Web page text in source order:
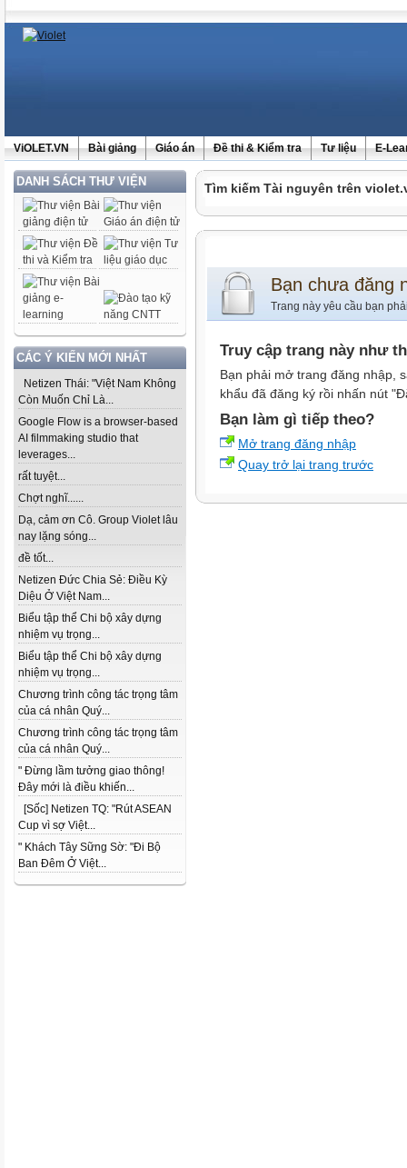
ViOLET.VN Bài giảng Giáo án Đề thi & Kiểm tra Tư liệu E-
DANH SÁCH THƯ VIỆN
CÁC Ý KIẾN MỚI NHẤT
Netizen Thái: "Việt Nam Không
Còn Muốn Chỉ Là...
Google Flow is a browser-based
AI filmmaking studio that
leverages...
rất tuyệt...
Chợt nghĩ......
Dạ, cảm ơn Cô. Group Violet lâu
nay lặng sóng...
đề tốt...
Netizen Đức Chia Sẻ: Điều Kỳ
Diệu Ở Việt Nam...
Biểu tập thể Chi bộ xây dựng
nhiệm vụ trọng...
Biểu tập thể Chi bộ xây dựng
nhiệm vụ trọng...
Chương trình công tác trọng tâm
của cá nhân Quý...
Chương trình công tác trọng tâm
của cá nhân Quý...
" Đừng lầm tưởng giao thông!
Đây mới là điều khiến...
[Sốc] Netizen TQ: "Rút ASEAN
Cup vì sợ Việt...
" Khách Tây Sững Sờ: "Đi Bộ
Ban Đêm Ở Việt...
Tìm kiếm Tài nguyên trên
Bạn chưa đăng
Trang này yêu cầu bạn
Truy cập trang này như
Bạn phải mở trang đăng nhập,
khẩu đã đăng ký rồi nhấn nút
Bạn làm gì tiếp theo?
Mở trang đăng nhập
Quay trở lại trang trước